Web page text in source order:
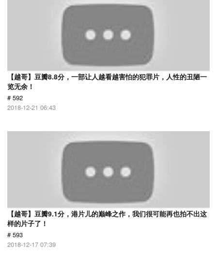
【越哥】豆瓣8.8分，一部让人越看越害怕的犯罪片，人性的丑陋一
览无余！
# 592
2018-12-21 06:43
【越哥】豆瓣9.1分，港片儿的巅峰之作，我们很可能再也拍不出这
样的片子了！
# 593
2018-12-17 07:39